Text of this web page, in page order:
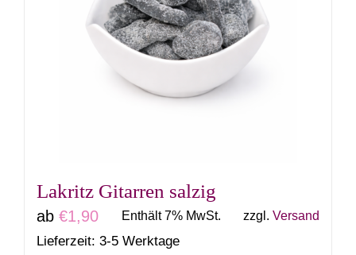
Lakritz Gitarren salzig
ab €1,90 Enthält 7% MwSt. zzgl. Versand
Lieferzeit: 3-5 Werktage